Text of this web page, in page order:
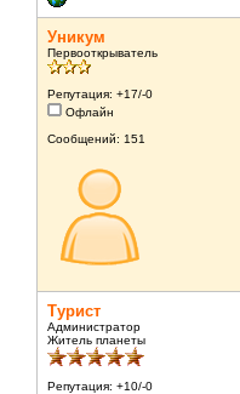
Уникум
Первооткрыватель
Репутация: +17/-0
Офлайн
Сообщений: 151
Турист
Администратор
Житель планеты
Репутация: +10/-0